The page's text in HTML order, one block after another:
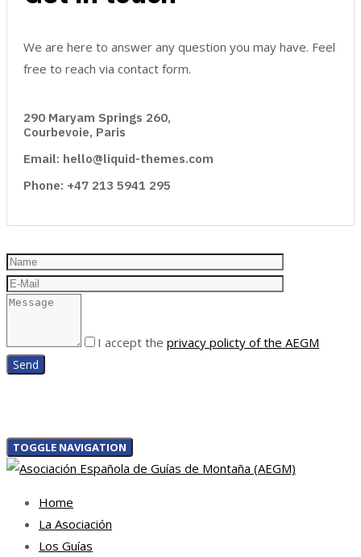
We are here to answer any question you may have. Feel
free to reach via contact form.
290 Maryam Springs 260,
Courbevoie, Paris
Email: hello@liquid-themes.com
Phone: +47 213 5941 295
I accept the privacy policty of the AEGM
TOGGLE NAVIGATION
Home
La Asociación
Los Guías